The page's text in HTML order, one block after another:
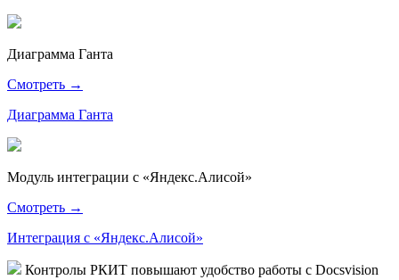
Диаграмма Ганта
Смотреть →
Диаграмма Ганта
Модуль интеграции с «Яндекс.Алисой»
Смотреть →
Интеграция с «Яндекс.Алисой»
Контролы РКИТ повышают удобство работы с Docsvision